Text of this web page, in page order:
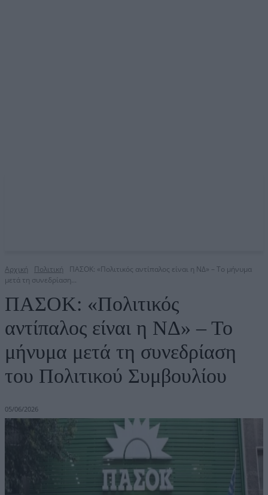
Αρχική Πολιτική
ΠΑΣΟΚ: «Πολιτικός αντίπαλος είναι η ΝΔ» – Το μήνυμα
μετά τη συνεδρίαση...
ΠΑΣΟΚ: «Πολιτικός
αντίπαλος είναι η ΝΔ» – Το
μήνυμα μετά τη συνεδρίαση
του Πολιτικού Συμβουλίου
05/06/2026